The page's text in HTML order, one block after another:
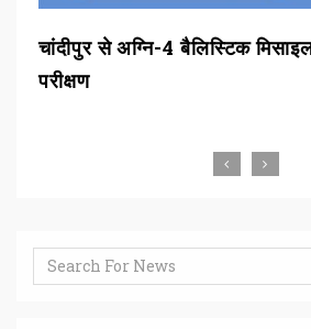
चांदीपुर से अग्नि-4 बैलिस्टिक
परीक्षण